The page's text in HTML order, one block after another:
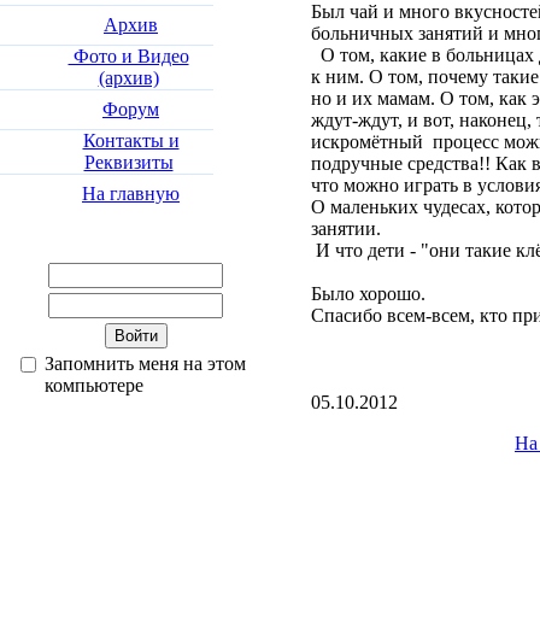
Архив
Фото и Видео
(архив)
Форум
Контакты и
Реквизиты
На главную
Запомнить меня на этом
компьютере
Был чай и много
больничных занятий и
О том, какие в
к ним. О том, почему
но и их мамам. О том, как
ждут-ждут, и вот,
искромётный процесс
подручные средства!! Как
что можно играть в
О маленьких чудесах,
занятии.
И что дети - "они такие
Было хорошо.
Спасибо всем-всем, кто
05.10.2012
На